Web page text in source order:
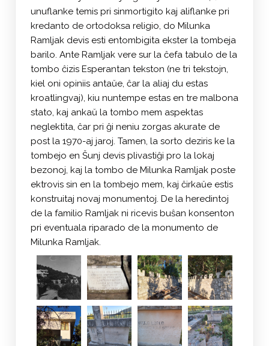
unuflanke temis pri sinmortigito kaj aliflanke pri
kredanto de ortodoksa religio, do Milunka
Ramljak devis esti entombigita ekster la tombeja
barilo. Ante Ramljak vere sur la ĉefa tabulo de la
tombo ĉizis Esperantan tekston (ne tri tekstojn,
kiel oni opiniis antaŭe, ĉar la aliaj du estas
kroatlingvaj), kiu nuntempe estas en tre malbona
stato, kaj ankaŭ la tombo mem aspektas
neglektita, ĉar pri ĝi neniu zorgas akurate de
post la 1970-aj jaroj. Tamen, la sorto deziris ke la
tombejo en Šunj devis plivastiĝi pro la lokaj
bezonoj, kaj la tombo de Milunka Ramljak poste
ektrovis sin en la tombejo mem, kaj ĉirkaŭe estis
konstruitaj novaj monumentoj. De la heredintoj
de la familio Ramljak ni ricevis buŝan konsenton
pri eventuala riparado de la monumento de
Milunka Ramljak.